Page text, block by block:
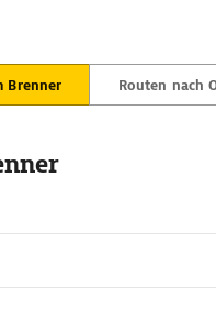
Brenner Routen nach